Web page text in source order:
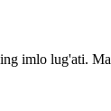
imlo lug'ati.